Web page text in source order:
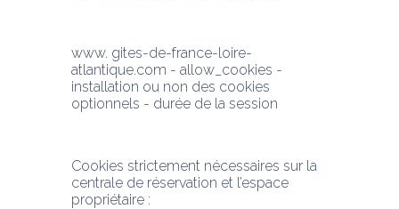
www. gites-de-france-loire-
atlantique.com - allow_cookies -
installation ou non des cookies
optionnels - durée de la session
Cookies strictement nécessaires sur la
centrale de réservation et l’espace
propriétaire :